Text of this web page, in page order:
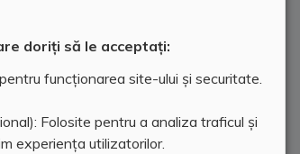
doriți să le acceptați:
funcționarea site-ului și securitate.
Folosite pentru a analiza traficul și
experiența utilizatorilor.